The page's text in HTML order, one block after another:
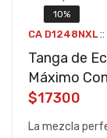
10%
CA D1248NXL::
Tanga de
Máximo
$17300
La mezcla